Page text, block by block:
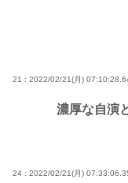
21 : 2022/02/21(月)
濃厚な自演
24 : 2022/02/21(月)